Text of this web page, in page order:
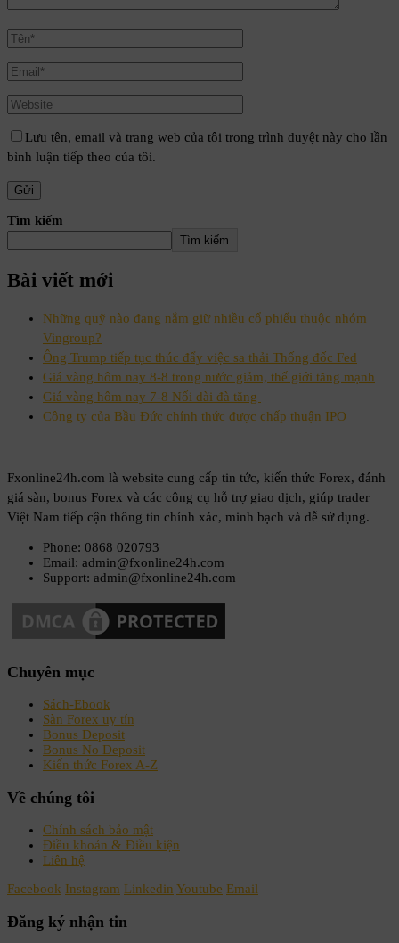
Lưu tên, email và trang web của tôi trong trình duyệt này cho lần
bình luận tiếp theo của tôi.
Tìm kiếm
Tìm kiếm
Bài viết mới
Những quỹ nào đang nắm giữ nhiều cổ phiếu thuộc nhóm
Vingroup?
Ông Trump tiếp tục thúc đẩy việc sa thải Thống đốc Fed
Giá vàng hôm nay 8-8 trong nước giảm, thế giới tăng mạnh
Giá vàng hôm nay 7-8 Nối dài đà tăng
Công ty của Bầu Đức chính thức được chấp thuận IPO
Fxonline24h.com là website cung cấp tin tức, kiến thức Forex, đánh
giá sàn, bonus Forex và các công cụ hỗ trợ giao dịch, giúp trader
Việt Nam tiếp cận thông tin chính xác, minh bạch và dễ sử dụng.
Phone: 0868 020793
Email: admin@fxonline24h.com
Support: admin@fxonline24h.com
Chuyên mục
Sách-Ebook
Sàn Forex uy tín
Bonus Deposit
Bonus No Deposit
Kiến thức Forex A-Z
Về chúng tôi
Chính sách bảo mật
Điều khoản & Điều kiện
Liên hệ
Facebook Instagram Linkedin Youtube Email
Đăng ký nhận tin